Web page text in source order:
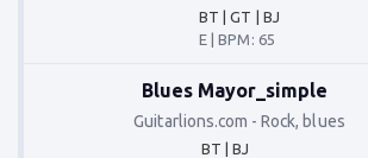
BT | GT | BJ
E |BPM: 65
Blues Mayor_simple
Guitarlions.com -Rock, blues
BT | BJ